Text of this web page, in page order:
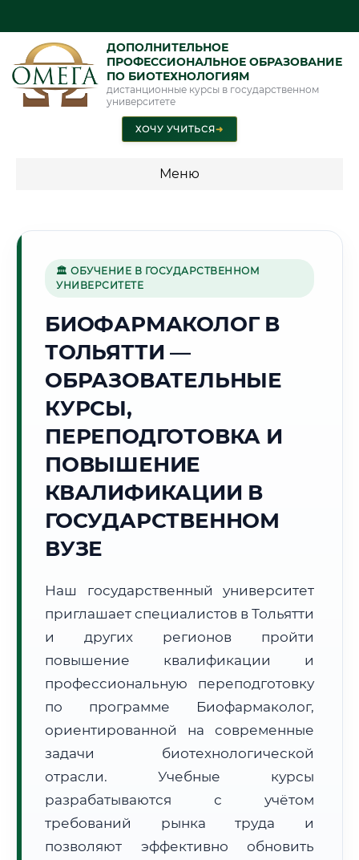
ДОПОЛНИТЕЛЬНОЕ
ПРОФЕССИОНАЛЬНОЕ ОБРАЗОВАНИЕ
ПО БИОТЕХНОЛОГИЯМ
дистанционные курсы в государственном
университете
ХОЧУ УЧИТЬСЯ➜
Меню
🚗
Г. ТОЛЬЯТТИ
21:36:07
2026 г.
Погода в г. Тольятти:🌤️ +31°C ,Преимущественно ясно
🌅 Восход:05:08 🌇 Закат:
📍 Региональная справка
Почтовые индексы:
Часовой пояс:
МСК+1 (UTC+4)
Формат учебы:
Дистанционно
🗺️ Зона обслуживания: г. Тольятти
Расчет логистики оригиналов:
• Маршрут транзита:~2 166 км
• Экспресс-доставка СДЭК / Почтой: 3–5 рабочих дней
🏛 ОБУЧЕНИЕ В ГОСУДАРСТВЕННОМ
УНИВЕРСИТЕТЕ
БИОФАРМАКОЛОГ В
ТОЛЬЯТТИ —
ОБРАЗОВАТЕЛЬНЫЕ
КУРСЫ,
ПЕРЕПОДГОТОВКА И
ПОВЫШЕНИЕ
КВАЛИФИКАЦИИ В
ГОСУДАРСТВЕННОМ
ВУЗЕ
Наш государственный университет
приглашает специалистов в Тольятти
и других регионов пройти
повышение квалификации и
профессиональную переподготовку
по программе Биофармаколог,
ориентированной на современные
задачи биотехнологической
отрасли. Учебные курсы
разрабатываются с учётом
требований рынка труда и
позволяют эффективно обновить